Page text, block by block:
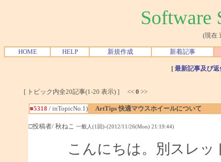
Software
(現在
HOME HELP 新規作成 新着記事
[ 最新記事及び
[ トピック内全20記事(1-20 表示) ] << 0 >>
■5318 / inTopicNo.1) ArtTips 快適マウスホイールについて
□投稿者/ 秋ねこ 一般人(1回)-(2012/11/26(Mon) 21:19:44)
こんにちは。別スレ